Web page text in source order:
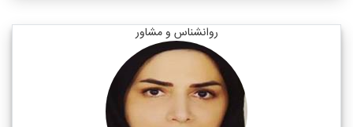
روانشناس و مشاور